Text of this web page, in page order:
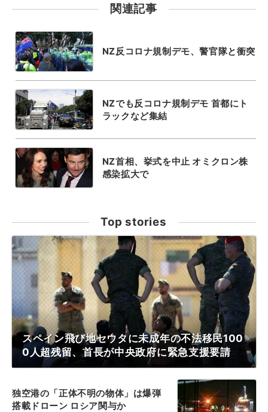
関連記事
NZ反コロナ規制デモ、警官隊と衝突
NZでも反コロナ規制デモ 首都にト
ラックなど集結
NZ首相、挙式を中止 オミクロン株
感染拡大で
Top stories
スペイン飛び地セウタに未成年の不法移民100
0人超残留、首長が中央政府に緊急支援要請
独空港の「正体不明の物体」は爆弾
搭載ドローン ロシア関与か